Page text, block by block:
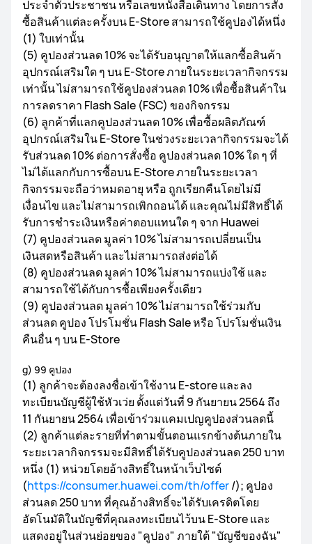
ประจำตัวประชาชน หรือเลขหนังสือเดินทาง โดยการสั่ง
ซื้อสินค้าแต่ละครั้งบน E-Store สามารถใช้คูปองได้หนึ่ง
(1) ใบเท่านั้น
(5) คูปองส่วนลด 10% จะได้รับอนุญาตให้แลกซื้อสินค้า
อุปกรณ์เสริมใด ๆ บน E-Store ภายในระยะเวลากิจกรรม
เท่านั้น ไม่สามารถใช้คูปองส่วนลด 10% เพื่อซื้อสินค้าใน
การลดราคา Flash Sale (FSC) ของกิจกรรม
(6) ลูกค้าที่แลกคูปองส่วนลด 10% เพื่อซื้อผลิตภัณฑ์
อุปกรณ์เสริมใน E-Store ในช่วงระยะเวลากิจกรรมจะได้
รับส่วนลด 10% ต่อการสั่งซื้อ คูปองส่วนลด 10% ใด ๆ ที่
ไม่ได้แลกกับการซื้อบน E-Store ภายในระยะเวลา
กิจกรรมจะถือว่าหมดอายุ หรือ ถูกเรียกคืนโดยไม่มี
เงื่อนไข และไม่สามารถเพิกถอนได้ และคุณไม่มีสิทธิ์ได้
รับการชำระเงินหรือค่าตอบแทนใด ๆ จาก Huawei
(7) คูปองส่วนลด มูลค่า 10% ไม่สามารถเปลี่ยนเป็น
เงินสดหรือสินค้า และไม่สามารถส่งต่อได้
(8) คูปองส่วนลด มูลค่า 10% ไม่สามารถแบ่งใช้ และ
สามารถใช้ได้กับการซื้อเพียงครั้งเดียว
(9) คูปองส่วนลด มูลค่า 10% ไม่สามารถใช้ร่วมกับ
ส่วนลด คูปอง โปรโมชั่น Flash Sale หรือ โปรโมชั่นเงิน
คืนอื่น ๆ บน E-Store
g) 99 คูปอง
(1) ลูกค้าจะต้องลงชื่อเข้าใช้งาน E-store และลง
ทะเบียนบัญชีผู้ใช้หัวเว่ย ตั้งแต่วันที่ 9 กันยายน 2564 ถึง
11 กันยายน 2564 เพื่อเข้าร่วมแคมเปญคูปองส่วนลดนี้
(2) ลูกค้าแต่ละรายที่ทำตามขั้นตอนแรกข้างต้นภายใน
ระยะเวลากิจกรรมจะมีสิทธิ์ได้รับคูปองส่วนลด 250 บาท
หนึ่ง (1) หน่วยโดยอ้างสิทธิ์ในหน้าเว็บไซต์
(https://consumer.huawei.com/th/offer/); คูปอง
ส่วนลด 250 บาท ที่คุณอ้างสิทธิ์จะได้รับเครดิตโดย
อัตโนมัติในบัญชีที่คุณลงทะเบียนไว้บน E-Store และ
แสดงอยู่ในส่วนย่อยของ "คูปอง" ภายใต้ "บัญชีของฉัน"